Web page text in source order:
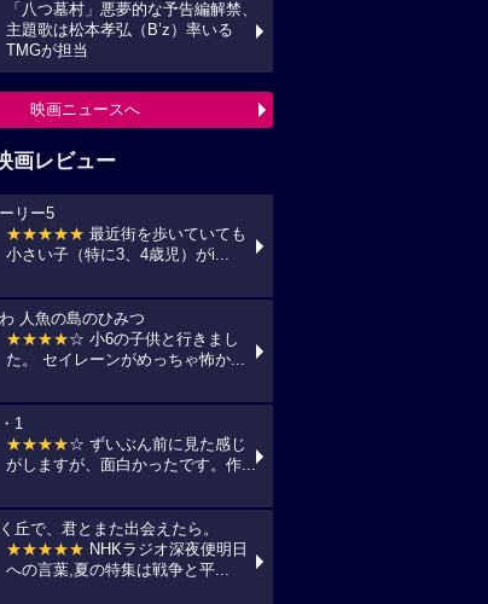
「八つ墓村」悪夢的な予告編解禁、
主題歌は松本孝弘（B’z）率いる
TMGが担当
映画ニュースへ
画レビュー
リー5
★★★★★ 最近街を歩いていても
小さい子（特に3、4歳児）がi...
人魚の島のひみつ
★★★★☆ 小6の子供と行きまし
た。 セイレーンがめっちゃ怖か...
1
★★★★☆ ずいぶん前に見た感じ
がしますが、面白かったです。作...
丘で、君とまた出会えたら。
★★★★★ NHKラジオ深夜便明日
への言葉,夏の特集は戦争と平...